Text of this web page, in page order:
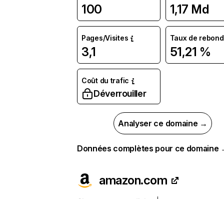
100 1,17 Md
Pages/Visites
3,1
Taux de rebond
51,21 %
Coût du trafic
Déverrouiller
Analyser ce domaine →
Données complètes pour ce domaine
amazon.com